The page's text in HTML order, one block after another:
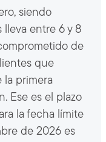
siendo
lleva entre 6 y 8
de
que
la primera
Ese es el plazo
la fecha límite
de 2026 es